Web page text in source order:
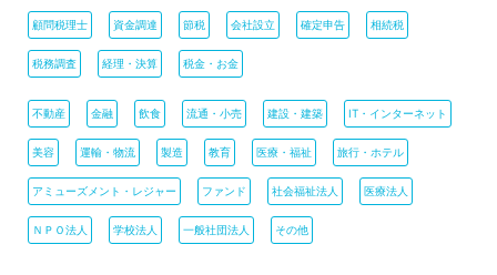
顧問税理士 資金調達 節税 会社設立 確定申告 相続税
税務調査 経理・決算 税金・お金
不動産 金融 飲食 流通・小売 建設・建築 IT・インターネット
美容 運輸・物流 製造 教育 医療・福祉 旅行・ホテル
アミューズメント・レジャー ファンド 社会福祉法人 医療法人
ＮＰＯ法人 学校法人 一般社団法人 その他